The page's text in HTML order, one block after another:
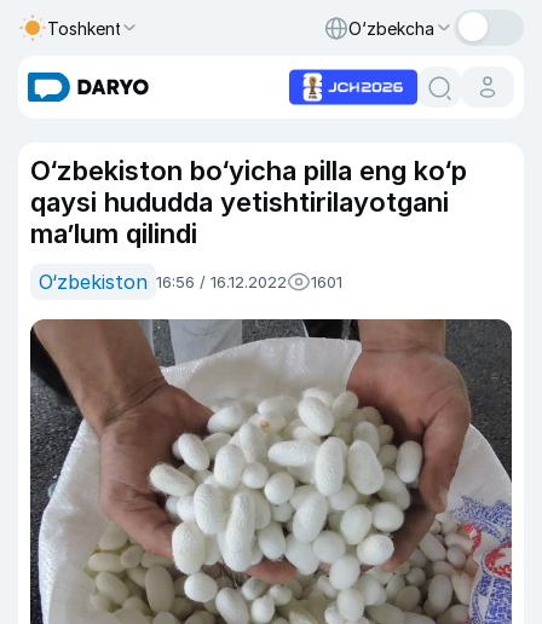
Toshkent O‘zbekcha
O‘zbekiston bo‘yicha pilla eng ko‘p
qaysi hududda yetishtirilayotgani
ma’lum qilindi
O‘zbekiston 16:56 / 16.12.2022 1601